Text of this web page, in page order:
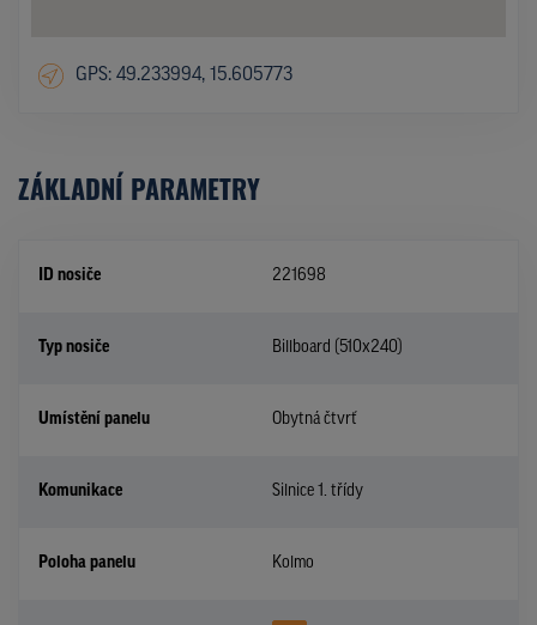
GPS: 49.233994, 15.605773
ZÁKLADNÍ PARAMETRY
ID nosiče 221698
Typ nosiče Billboard (510x240)
Umístění panelu Obytná čtvrť
Komunikace Silnice 1. třídy
Poloha panelu Kolmo